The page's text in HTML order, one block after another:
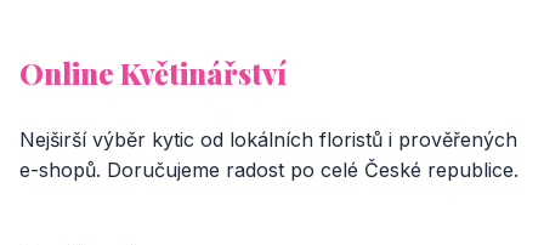
Online Květinářství
Nejširší výběr kytic od lokálních floristů i prověřených
e-shopů. Doručujeme radost po celé České republice.